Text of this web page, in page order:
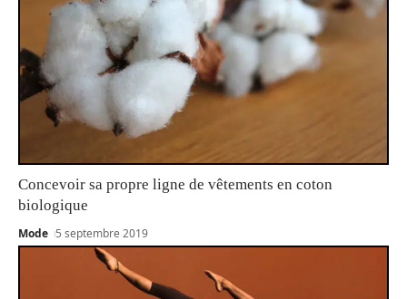
Concevoir sa propre ligne de vêtements en coton
biologique
Mode 5 septembre 2019